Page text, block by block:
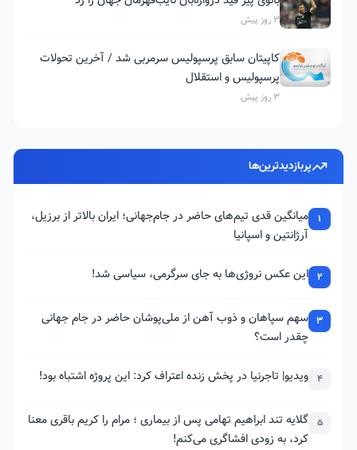
3 روز پیش
کاپیتان سابق پرسپولیس سرمربی شد / آخرین تحولات
پرسپولیس و استقلال
3 روز پیش
پربازدیدترین‌ها
1
میانگین قدی تیم‌های حاضر در جام‌جهانی؛ ایران بالاتر از برزیل،
آرژانتین و اسپانیا
2 این عکس نروژی‌ها به جای سرگرمی، سیاسی شد!
3 سهم سپاهان و ذوب آهن از ملی‌پوشان حاضر در جام جهانی
چقدر است؟
4 ویدیو| تاجرنیا در پخش زنده اعتراف کرد: این پروژه اشتباه بود!
5 گلایه تند ابراهیم تهامی پس از بیماری ؛ مرام را کریم باقری معنا
کرد، به زودی افشاگری می‌کنم!